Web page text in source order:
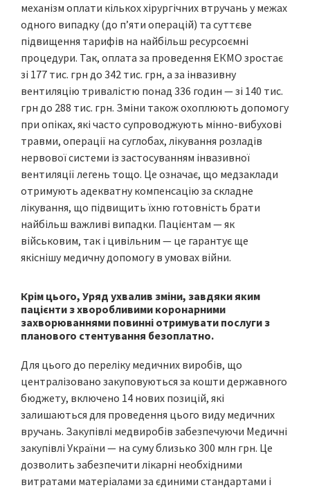
механізм оплати кількох хірургічних втручань у межах
одного випадку (до п’яти операцій) та суттєве
підвищення тарифів на найбільш ресурсоємні
процедури. Так, оплата за проведення ЕКМО зростає
зі 177 тис. грн до 342 тис. грн, а за інвазивну
вентиляцію тривалістю понад 336 годин — зі 140 тис.
грн до 288 тис. грн. Зміни також охоплюють допомогу
при опіках, які часто супроводжують мінно-вибухові
травми, операції на суглобах, лікування розладів
нервової системи із застосуванням інвазивної
вентиляції легень тощо. Це означає, що медзаклади
отримують адекватну компенсацію за складне
лікування, що підвищить їхню готовність брати
найбільш важливі випадки. Пацієнтам — як
військовим, так і цивільним — це гарантує ще
якіснішу медичну допомогу в умовах війни.
Крім цього, Уряд ухвалив зміни, завдяки яким
пацієнти з хворобливими коронарними
захворюваннями повинні отримувати послуги з
планового стентування безоплатно.
Для цього до переліку медичних виробів, що
централізовано закуповуються за кошти державного
бюджету, включено 14 нових позицій, які
залишаються для проведення цього виду медичних
вручань. Закупівлі медвиробів забезпечуючи Медичні
закупівлі України — на суму близько 300 млн грн. Це
дозволить забезпечити лікарні необхідними
витратами матеріалами за єдиними стандартами і